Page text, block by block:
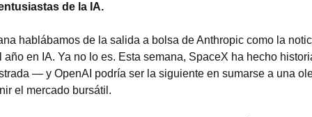
de la IA.
hablábamos de la salida a bolsa de Anthropic como la
año en IA. Ya no lo es. Esta semana, SpaceX ha hecho
— y OpenAI podría ser la siguiente en sumarse a una
el mercado bursátil.